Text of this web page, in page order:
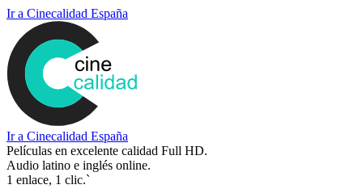
Ir a Cinecalidad España
Ir a Cinecalidad España
Películas en excelente calidad Full HD.
Audio latino e inglés online.
1 enlace, 1 clic.`